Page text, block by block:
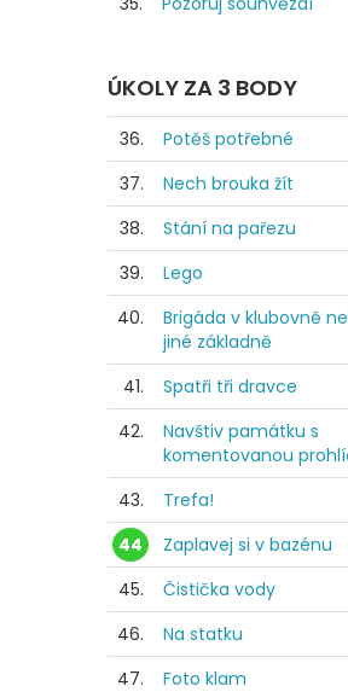
ÚKOLY ZA 3 BODY
36.
Potěš potřebné
37.
Nech brouka žít
38.
Stání na pařezu
39.
Lego
40.
Brigáda v klubovně
jiné základně
41.
Spatři tři dravce
42.
Navštiv památku s
komentovanou
43.
Trefa!
44
Zaplavej si v bazénu
45.
Čistička vody
46.
Na statku
47.
Foto klam